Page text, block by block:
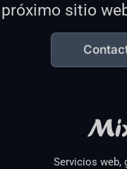
próximo sitio
Servicios web,